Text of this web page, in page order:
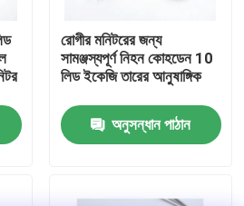
রোগীর মনিটরের জন্য
সামঞ্জস্যপূর্ণ নিহন কোহডেন 10
লিড ইকেজি তারের আনুষাঙ্গিক
অনুসন্ধান পাঠান